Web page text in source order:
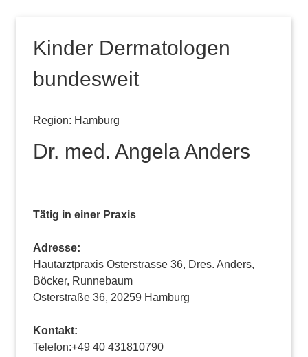
Kinder Dermatologen
bundesweit
Region: Hamburg
Dr. med. Angela Anders
Tätig in einer Praxis
Adresse:
Hautarztpraxis Osterstrasse 36, Dres. Anders,
Böcker, Runnebaum
Osterstraße 36, 20259 Hamburg
Kontakt:
Telefon:+49 40 431810790